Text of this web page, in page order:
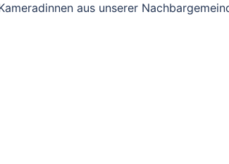
aus unserer